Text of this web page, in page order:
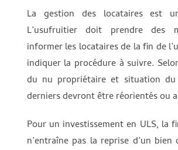
La gestion des locataires est
L’usufruitier doit prendre des
informer les locataires de la fin de
indiquer la procédure à suivre.
du nu propriétaire et situation du
derniers devront être réorientés ou
Pour un investissement en ULS, la
n’entraîne pas la reprise d’un bien